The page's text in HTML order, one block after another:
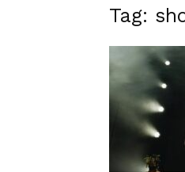
Tag: